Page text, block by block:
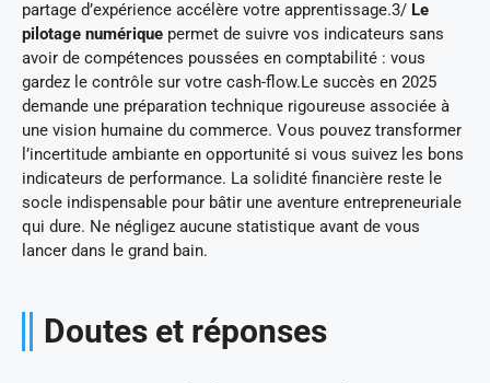
partage d’expérience accélère votre apprentissage.3/ Le
pilotage numérique permet de suivre vos indicateurs sans
avoir de compétences poussées en comptabilité : vous
gardez le contrôle sur votre cash-flow.Le succès en 2025
demande une préparation technique rigoureuse associée à
une vision humaine du commerce. Vous pouvez transformer
l’incertitude ambiante en opportunité si vous suivez les bons
indicateurs de performance. La solidité financière reste le
socle indispensable pour bâtir une aventure entrepreneuriale
qui dure. Ne négligez aucune statistique avant de vous
lancer dans le grand bain.
Doutes et réponses